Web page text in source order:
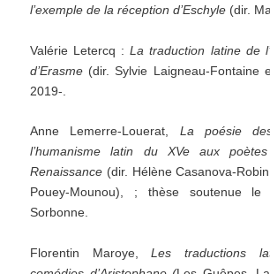
l’exemple de la réception d’Eschyle (dir.
Valérie Letercq :La traduction latine de
d’Erasme (dir. Sylvie Laigneau-Fontaine
2019-.
Anne Lemerre-Louerat, La poésie
l’humanisme latin du XVe aux
Renaissance (dir. Hélène Casanova-
Pouey-Mounou), ; thèse soutenue
Sorbonne.
Florentin Maroye,Les traductions